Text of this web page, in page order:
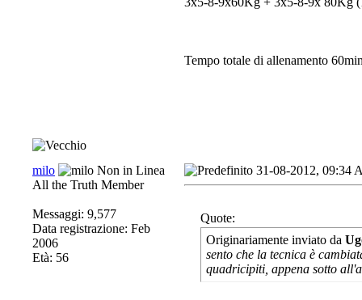
Tempo totale di allenamento
milo
All the Truth Member
Messaggi: 9,577
Data registrazione: Feb
2006
Età: 56
31-08-2012, 09:34
Quote:
Originariamente inviato da
sento che la tecnica è
quadricipiti, appena sotto